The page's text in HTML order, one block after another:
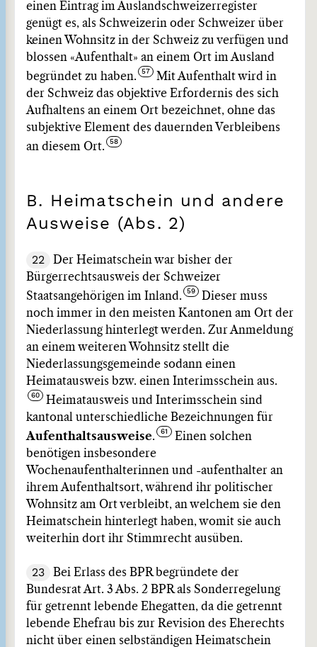
einen Eintrag im Auslandschweizerregister
genügt es, als Schweizerin oder Schweizer über
keinen Wohnsitz in der Schweiz zu verfügen und
blossen «Aufenthalt» an einem Ort im Ausland
begründet zu haben.
Mit Aufenthalt wird in
der Schweiz das objektive Erfordernis des sich
Aufhaltens an einem Ort bezeichnet, ohne das
subjektive Element des dauernden Verbleibens
an diesem Ort.
B. Heimatschein und andere
Ausweise (Abs. 2)
22
Der Heimatschein war bisher der
Bürgerrechtsausweis der Schweizer
Staatsangehörigen im Inland.
Dieser muss
noch immer in den meisten Kantonen am Ort der
Niederlassung hinterlegt werden. Zur Anmeldung
an einem weiteren Wohnsitz stellt die
Niederlassungsgemeinde sodann einen
Heimatausweis bzw. einen Interimsschein aus.
Heimatausweis und Interimsschein sind
kantonal unterschiedliche Bezeichnungen für
Aufenthaltsausweise.
Einen solchen
benötigen insbesondere
Wochenaufenthalterinnen und -aufenthalter an
ihrem Aufenthaltsort, während ihr politischer
Wohnsitz am Ort verbleibt, an welchem sie den
Heimatschein hinterlegt haben, womit sie auch
weiterhin dort ihr Stimmrecht ausüben.
23
Bei Erlass des BPR begründete der
Bundesrat Art. 3 Abs. 2 BPR als Sonderregelung
für getrennt lebende Ehegatten, da die getrennt
lebende Ehefrau bis zur Revision des Eherechts
nicht über einen selbständigen Heimatschein